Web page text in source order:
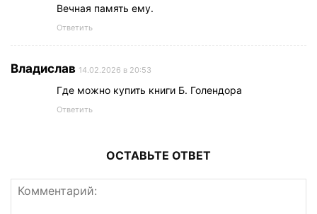
Вечная память ему.
Ответить
Владислав 14.02.2026 в 20:53
Где можно купить книги Б. Голендора
Ответить
ОСТАВЬТЕ ОТВЕТ